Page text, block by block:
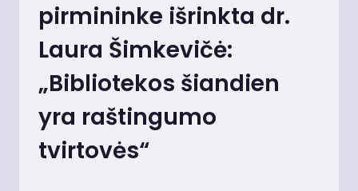
pirmininke išrinkta dr.
Laura Šimkevičė:
„Bibliotekos šiandien
yra raštingumo
tvirtovės“